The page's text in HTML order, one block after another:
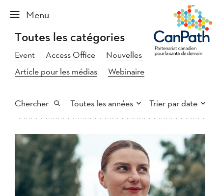
Toutes les catégories
Event Access Office
Nouvelles
Article pour les médias
Webinaire
Chercher Toutes les années Trier par date
Chercher
Tout
2025
2024
2023
2022
2021
2020
2019
2018
2017
2016
Plus récent au plus ancien
Plus ancien au plus récent